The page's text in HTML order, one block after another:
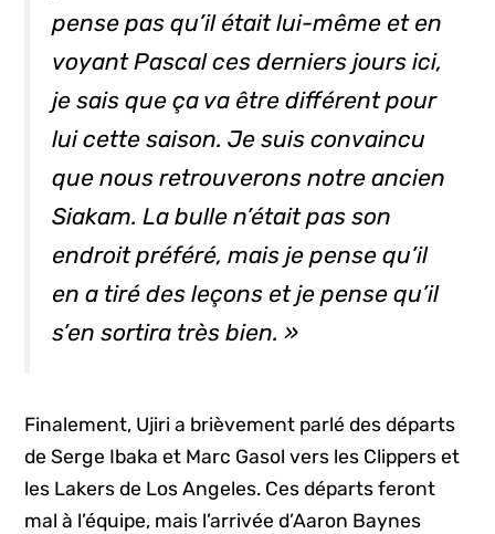
pense pas qu’il était lui-même et en
voyant Pascal ces derniers jours ici,
je sais que ça va être différent pour
lui cette saison. Je suis convaincu
que nous retrouverons notre ancien
Siakam. La bulle n’était pas son
endroit préféré, mais je pense qu’il
en a tiré des leçons et je pense qu’il
s’en sortira très bien. »
Finalement, Ujiri a brièvement parlé des départs
de Serge Ibaka et Marc Gasol vers les Clippers et
les Lakers de Los Angeles. Ces départs feront
mal à l’équipe, mais l’arrivée d’Aaron Baynes